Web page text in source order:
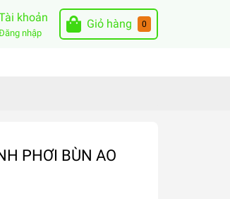
khoản
nhập
Giỏ hàng 0
PHƠI BÙN AO